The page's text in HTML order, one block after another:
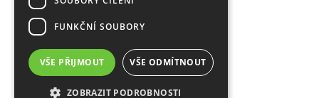
FUNKČNÍ SOUBORY
VŠE PŘIJMOUT VŠE ODMÍTNOUT
ZOBRAZIT PODROBNOSTI